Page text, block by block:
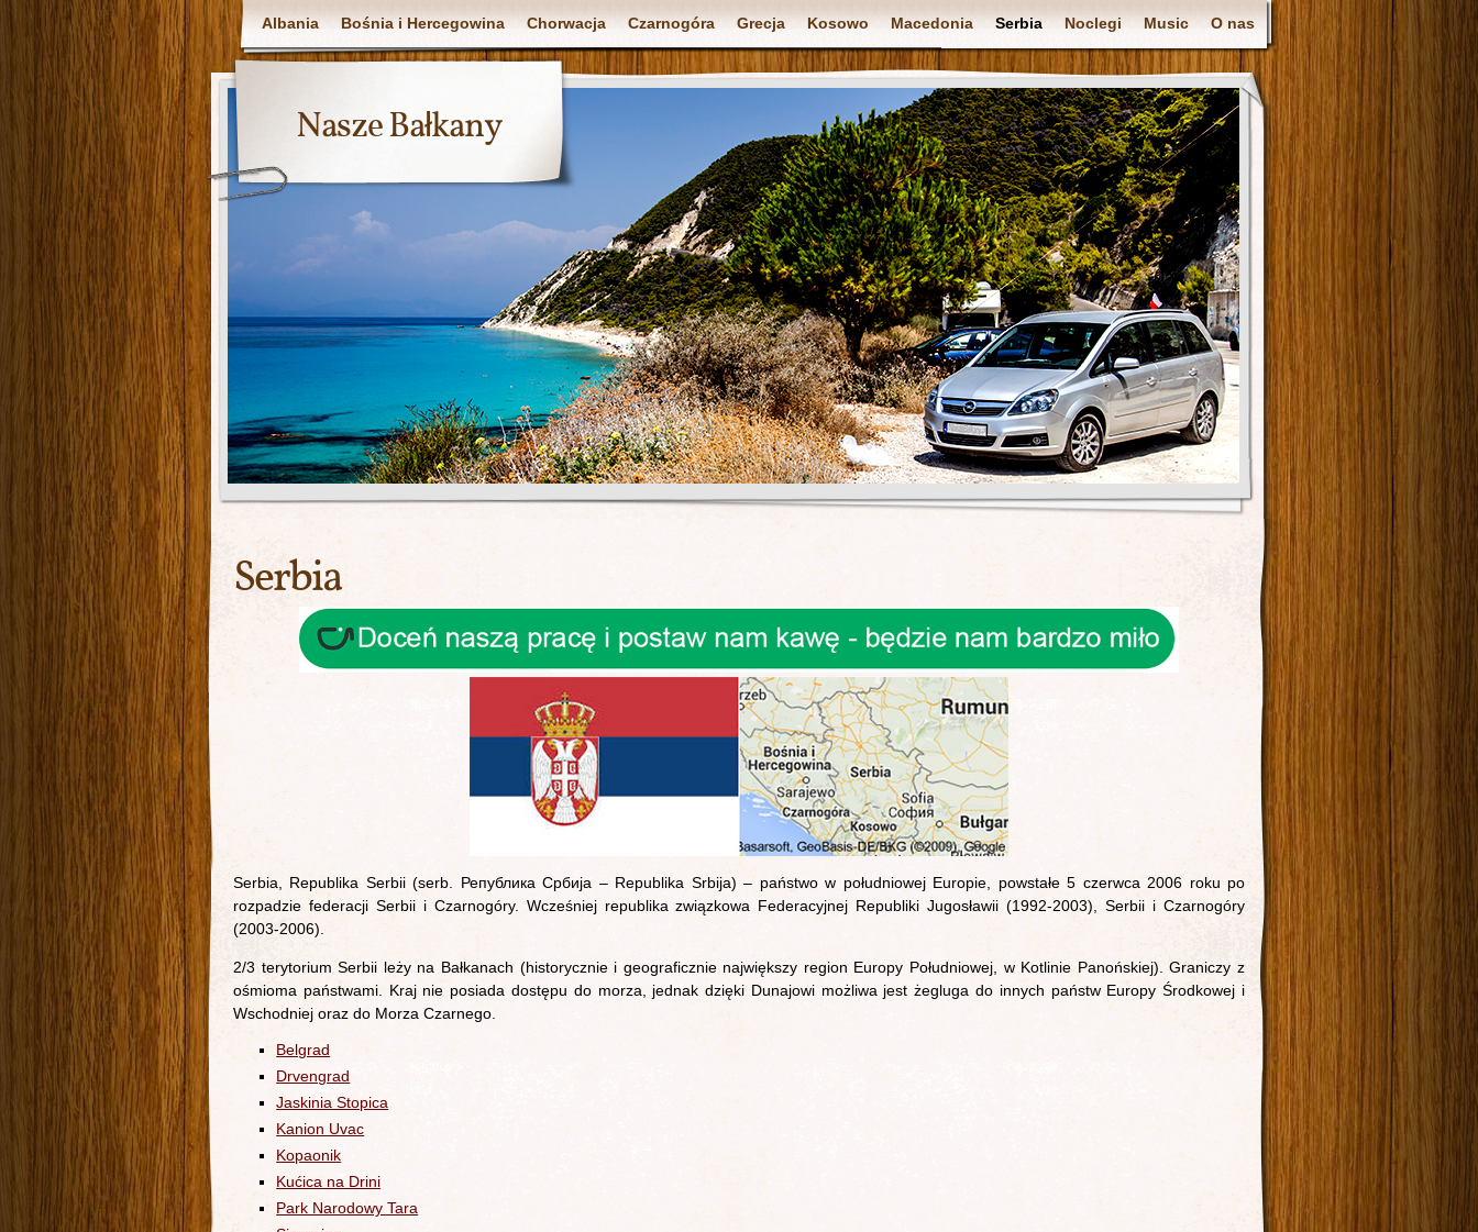
Albania Bośnia i Hercegowina Chorwacja Czarnogóra Grecja Kosowo Macedonia Serbia Noclegi Music O nas
Nasze Bałkany
Serbia
Serbia, Republika Serbii (serb. Република Србија – Republika Srbija) – państwo w południowej Europie, powstałe 5 czerwca 2006 roku po
rozpadzie federacji Serbii i Czarnogóry. Wcześniej republika związkowa Federacyjnej Republiki Jugosławii (1992-2003), Serbii i Czarnogóry
(2003-2006).
2/3 terytorium Serbii leży na Bałkanach (historycznie i geograficznie największy region Europy Południowej, w Kotlinie Panońskiej). Graniczy z
ośmioma państwami. Kraj nie posiada dostępu do morza, jednak dzięki Dunajowi możliwa jest żegluga do innych państw Europy Środkowej i
Wschodniej oraz do Morza Czarnego.
Belgrad
Drvengrad
Jaskinia Stopica
Kanion Uvac
Kopaonik
Kućica na Drini
Park Narodowy Tara